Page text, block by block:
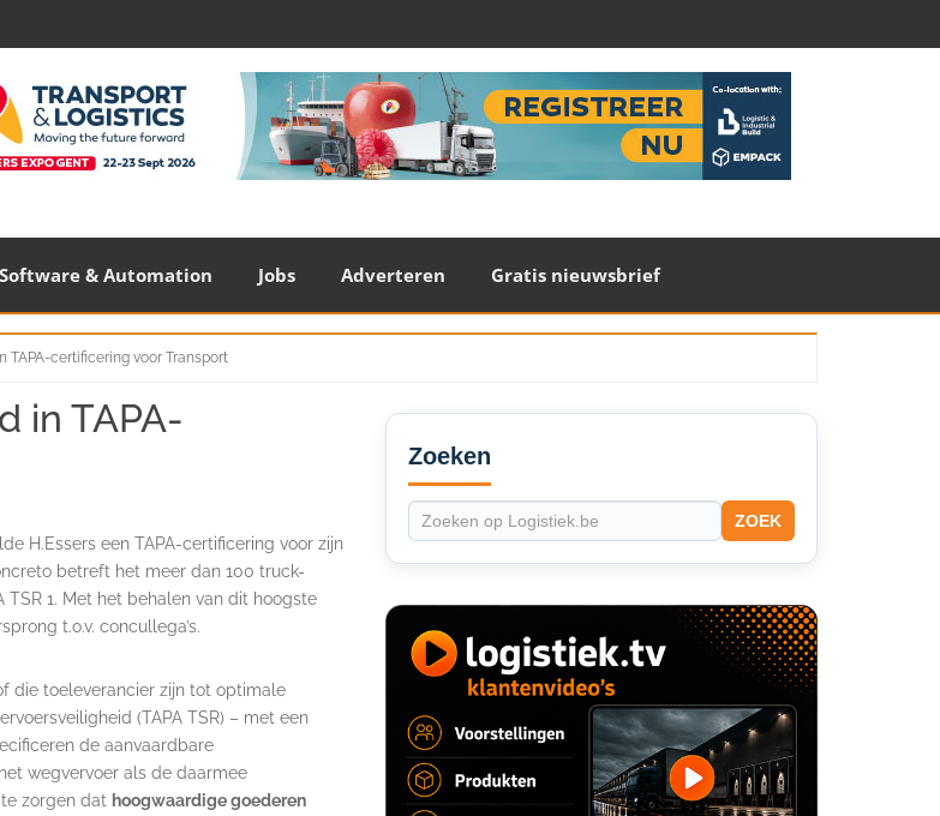
Software & Automation Jobs Adverteren Gratis nieuwsbrief
TAPA-certificering voor Transport
in TAPA-
H.Essers een TAPA-certificering voor zijn
betreft het meer dan 100 truck-
1. Met het behalen van dit hoogste
t.o.v. concullega’s.
die toeleverancier zijn tot optimale
(TAPA TSR) – met een
de aanvaardbare
wegvervoer als de daarmee
zorgen dat hoogwaardige goederen
Secondary
Sidebar
Zoeken
ZOEK